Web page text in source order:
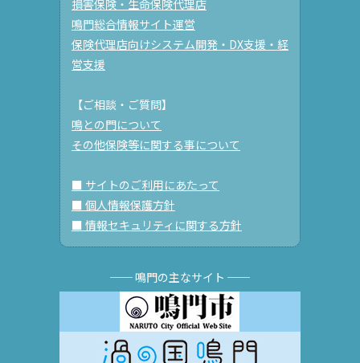
損害保険・生命保険代理店
鳴門総合情報サイト運営
保険代理店向けシステム開発・DX支援・経
営支援
【ご相談・ご質問】
鳴との門について
その他保険等に関する事について
■ サイトのご利用にあたって
■ 個人情報保護方針
■ 情報セキュリティに関する方針
── 鳴門の主なサイト ──